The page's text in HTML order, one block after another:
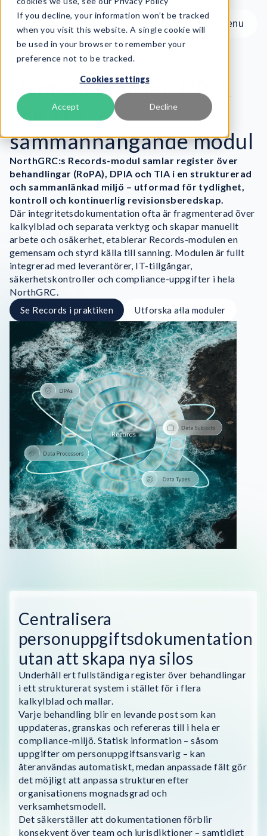
If you decline, your information won’t be tracked
when you visit this website. A single cookie will
be used in your browser to remember your
preference not to be tracked.
Cookies settings
Accept Decline
Menu
Menu
Produkt
Tjänster
Resurser
Om oss
Book Demo
Records
Hantera register, DPIA
och TIA i en
sammanhängande modul
NorthGRC:s Records-modul samlar register över
behandlingar (RoPA), DPIA och TIA i en strukturerad
och sammanlänkad miljö – utformad för tydlighet,
kontroll och kontinuerlig revisionsberedskap.
Där integritetsdokumentation ofta är fragmenterad över
kalkylblad och separata verktyg och skapar manuellt
arbete och osäkerhet, etablerar Records-modulen en
gemensam och styrd källa till sanning. Modulen är fullt
integrerad med leverantörer, IT-tillgångar,
säkerhetskontroller och compliance-uppgifter i hela
NorthGRC.
Se Records i praktiken Utforska alla moduler
Centralisera
personuppgiftsdokumentation
utan att skapa nya silos
Underhåll ert fullständiga register över behandlingar
i ett strukturerat system i stället för i flera
kalkylblad och mallar.
Varje behandling blir en levande post som kan
uppdateras, granskas och refereras till i hela er
compliance-miljö. Statisk information – såsom
uppgifter om personuppgiftsansvarig – kan
återanvändas automatiskt, medan anpassade fält gör
det möjligt att anpassa strukturen efter
organisationens mognadsgrad och
verksamhetsmodell.
Det säkerställer att dokumentationen förblir
konsekvent över team och jurisdiktioner – samtidigt